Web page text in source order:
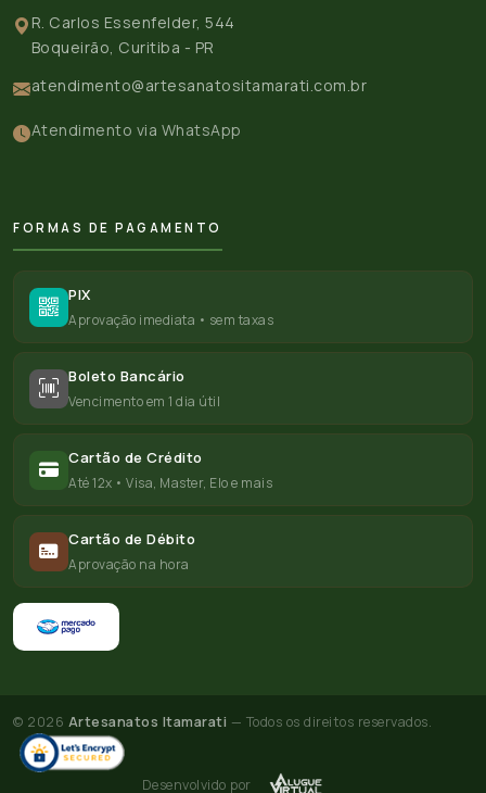
R. Carlos Essenfelder, 544
Boqueirão, Curitiba - PR
atendimento@artesanatositamarati.com.br
Atendimento via WhatsApp
FORMAS DE PAGAMENTO
PIX
Aprovação imediata • sem taxas
Boleto Bancário
Vencimento em 1 dia útil
Cartão de Crédito
Até 12x • Visa, Master, Elo e mais
Cartão de Débito
Aprovação na hora
© 2026 Artesanatos Itamarati — Todos os direitos reservados.
Desenvolvido por